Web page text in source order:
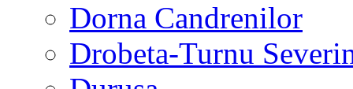
Dorna Candrenilor
Drobeta-Turnu